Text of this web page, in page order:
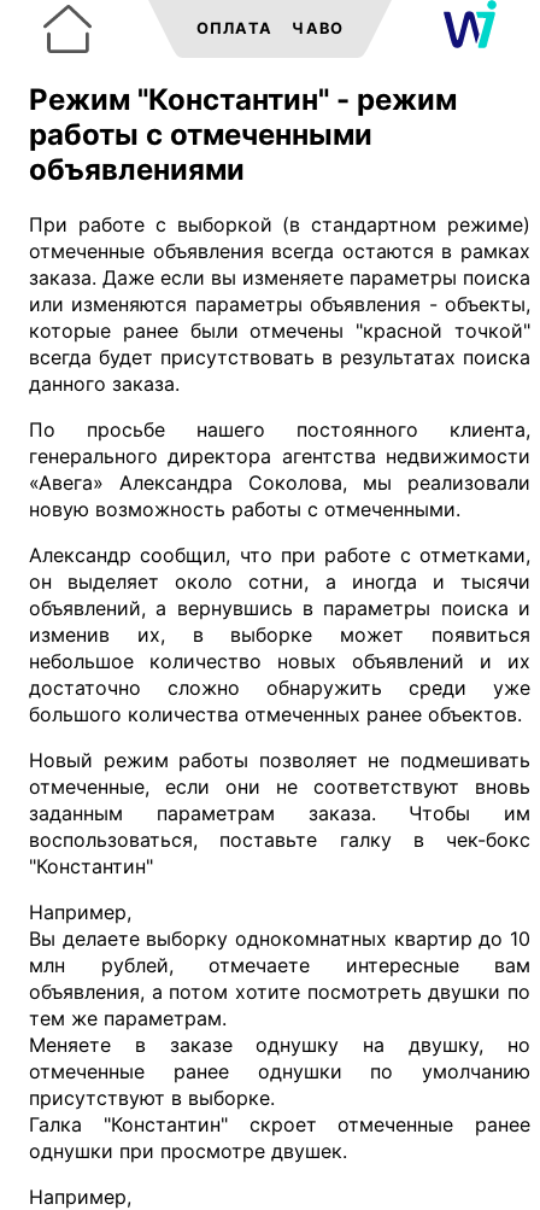
ОПЛАТА ЧАВО
Режим "Константин" - режим
работы с отмеченными
объявлениями
При работе с выборкой (в стандартном режиме)
отмеченные объявления всегда остаются в рамках
заказа. Даже если вы изменяете параметры поиска
или изменяются параметры объявления - объекты,
которые ранее были отмечены "красной точкой"
всегда будет присутствовать в результатах поиска
данного заказа.
По просьбе нашего постоянного клиента,
генерального директора агентства недвижимости
«Авега» Александра Соколова, мы реализовали
новую возможность работы с отмеченными.
Александр сообщил, что при работе с отметками,
он выделяет около сотни, а иногда и тысячи
объявлений, а вернувшись в параметры поиска и
изменив их, в выборке может появиться
небольшое количество новых объявлений и их
достаточно сложно обнаружить среди уже
большого количества отмеченных ранее объектов.
Новый режим работы позволяет не подмешивать
отмеченные, если они не соответствуют вновь
заданным параметрам заказа. Чтобы им
воспользоваться, поставьте галку в чек-бокс
"Константин"
Например,
Вы делаете выборку однокомнатных квартир до 10
млн рублей, отмечаете интересные вам
объявления, а потом хотите посмотреть двушки по
тем же параметрам.
Меняете в заказе однушку на двушку, но
отмеченные ранее однушки по умолчанию
присутствуют в выборке.
Галка "Константин" скроет отмеченные ранее
однушки при просмотре двушек.
Например,